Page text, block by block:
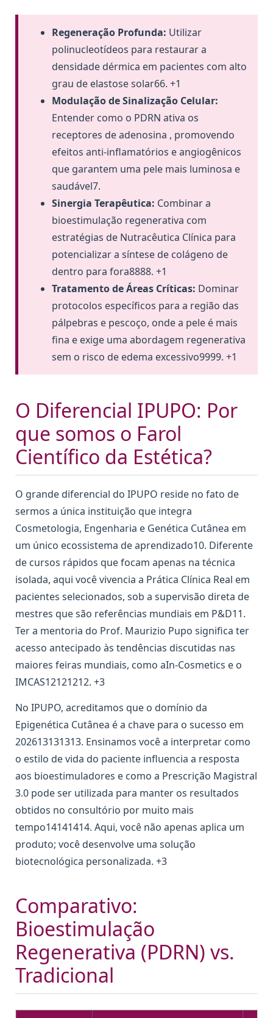
Regeneração Profunda: Utilizar
polinucleotídeos para restaurar a
densidade dérmica em pacientes com alto
grau de elastose solar66. +1
Modulação de Sinalização Celular:
Entender como o PDRN ativa os
receptores de adenosina , promovendo
efeitos anti-inflamatórios e angiogênicos
que garantem uma pele mais luminosa e
saudável7.
Sinergia Terapêutica: Combinar a
bioestimulação regenerativa com
estratégias de Nutracêutica Clínica para
potencializar a síntese de colágeno de
dentro para fora8888. +1
Tratamento de Áreas Críticas: Dominar
protocolos específicos para a região das
pálpebras e pescoço, onde a pele é mais
fina e exige uma abordagem regenerativa
sem o risco de edema excessivo9999. +1
O Diferencial IPUPO: Por
que somos o Farol
Científico da Estética?
O grande diferencial do IPUPO reside no fato de
sermos a única instituição que integra
Cosmetologia, Engenharia e Genética Cutânea em
um único ecossistema de aprendizado10. Diferente
de cursos rápidos que focam apenas na técnica
isolada, aqui você vivencia a Prática Clínica Real em
pacientes selecionados, sob a supervisão direta de
mestres que são referências mundiais em P&D11.
Ter a mentoria do Prof. Maurizio Pupo significa ter
acesso antecipado às tendências discutidas nas
maiores feiras mundiais, como aIn-Cosmetics e o
IMCAS12121212. +3
No IPUPO, acreditamos que o domínio da
Epigenética Cutânea é a chave para o sucesso em
202613131313. Ensinamos você a interpretar como
o estilo de vida do paciente influencia a resposta
aos bioestimuladores e como a Prescrição Magistral
3.0 pode ser utilizada para manter os resultados
obtidos no consultório por muito mais
tempo14141414. Aqui, você não apenas aplica um
produto; você desenvolve uma solução
biotecnológica personalizada. +3
Comparativo:
Bioestimulação
Regenerativa (PDRN) vs.
Tradicional